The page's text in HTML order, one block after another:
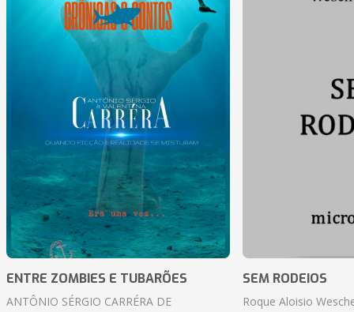
ENTRE ZOMBIES E TUBARÕES
ANTÔNIO SÉRGIO CARRÉRA DE
SEM RODEIOS
Roque Aloisio